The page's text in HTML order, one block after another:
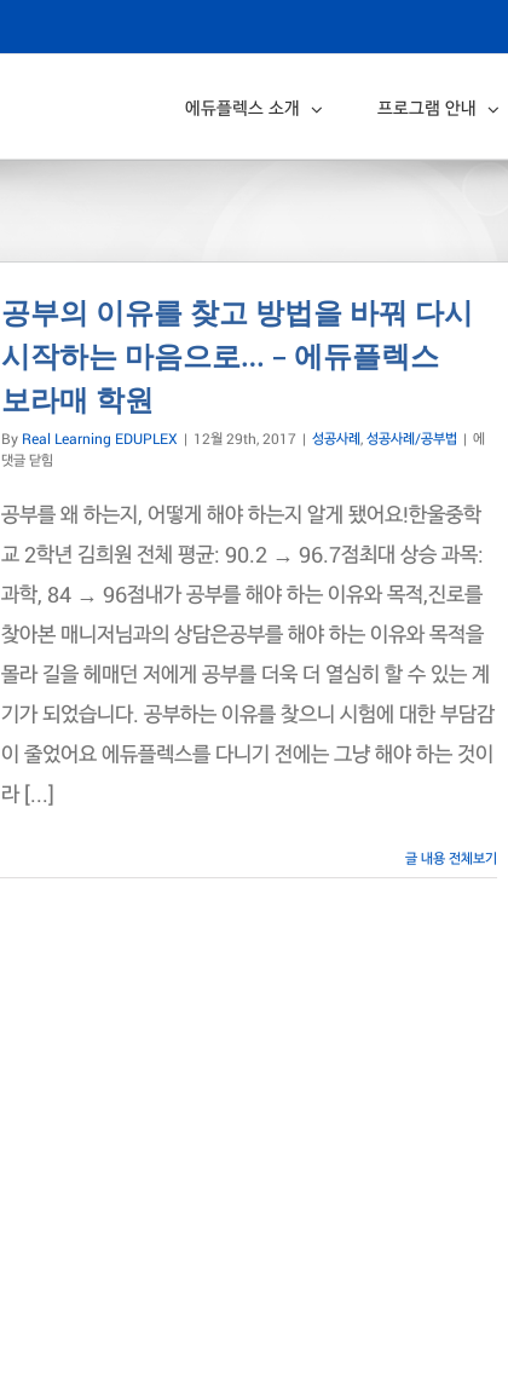
에듀플렉스 소개 프로그램 안내
공부의 이유를 찾고 방법을 바꿔 다시
시작하는 마음으로… – 에듀플렉스
보라매 학원
By Real Learning EDUPLEX | 12월 29th, 2017 | 성공사례,성공사례/공부법 | 공
이
유
를
찾
고
법
바
다
시
시
마
음
에
댓글 닫힘
공부를 왜 하는지, 어떻게 해야 하는지 알게 됐어요!한울중학
교 2학년 김희원 전체 평균: 90.2 → 96.7점최대 상승 과목:
과학, 84 → 96점내가 공부를 해야 하는 이유와 목적,진로를
찾아본 매니저님과의 상담은공부를 해야 하는 이유와 목적을
몰라 길을 헤매던 저에게 공부를 더욱 더 열심히 할 수 있는 계
기가 되었습니다. 공부하는 이유를 찾으니 시험에 대한 부담감
이 줄었어요 에듀플렉스를 다니기 전에는 그냥 해야 하는 것이
라 [...]
글 내용 전체보기